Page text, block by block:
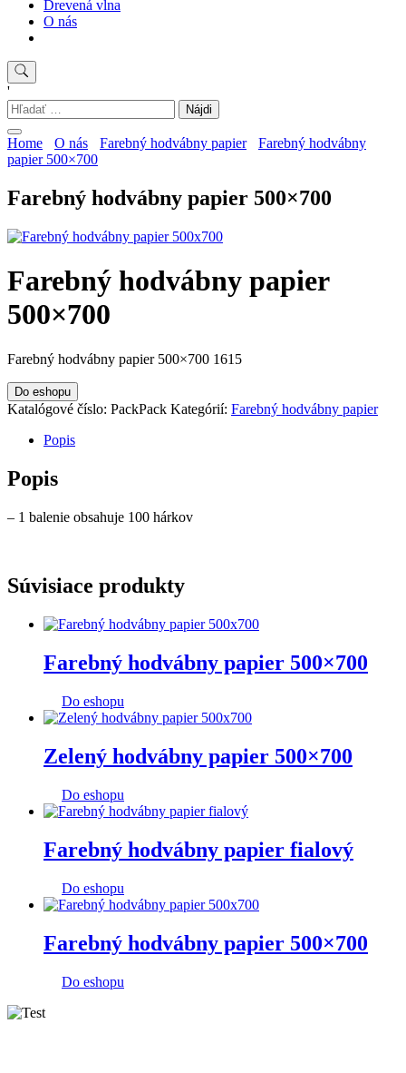
Drevená vlna
O nás
'
Hľadať:
Home O nás Farebný hodvábny papier
Farebný hodvábny
papier 500×700
Farebný hodvábny papier 500×700
Farebný hodvábny papier
500×700
Farebný hodvábny papier 500×700 1615
Do eshopu
Katalógové číslo: PackPack Kategórií: Farebný hodvábny papier
Popis
Popis
– 1 balenie obsahuje 100 hárkov
Súvisiace produkty
Farebný hodvábny papier 500×700
Do eshopu
Zelený hodvábny papier 500×700
Do eshopu
Farebný hodvábny papier fialový
Do eshopu
Farebný hodvábny papier 500×700
Do eshopu